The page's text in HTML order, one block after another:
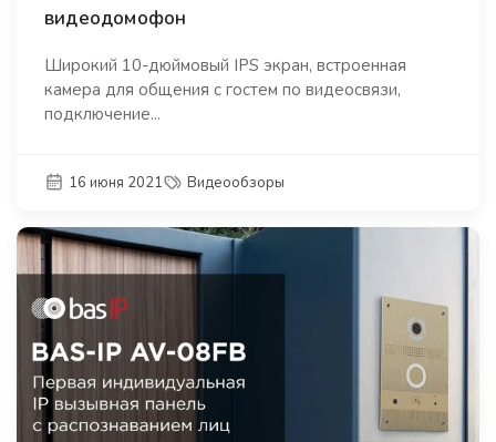
видеодомофон
Широкий 10-дюймовый IPS экран, встроенная
камера для общения с гостем по видеосвязи,
подключение...
16 июня 2021 Видеообзоры